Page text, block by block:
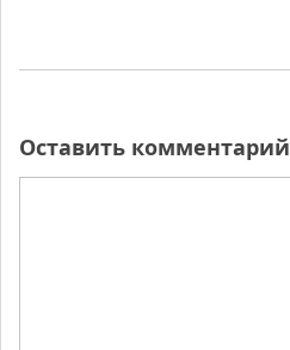
Оставить комментарий